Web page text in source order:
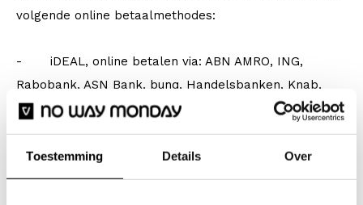
Toestemming Details Over
volgende online betaalmethodes:
- iDEAL, online betalen via: ABN AMRO, ING,
Rabobank, ASN Bank, bunq, Handelsbanken, Knab,
Moneyou, Regiobank, Revolut, SNS Bank, Triodos, Van
Lanschot.
-Klarna - achteraf betalen